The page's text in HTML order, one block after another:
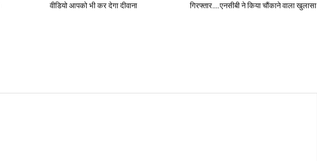
वीडियो आपको भी कर देगा दीवाना
गिरफ्तार….एनसीबी ने किया चौंकाने वाला खुलासा